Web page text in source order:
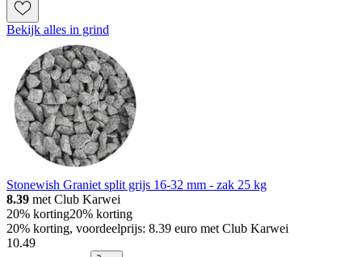
Bekijk alles in grind
Stonewish Graniet split grijs 16-32 mm - zak 25 kg
8.39 met Club Karwei
20% korting20% korting
20% korting, voordeelprijs: 8.39 euro met Club Karwei
10.49